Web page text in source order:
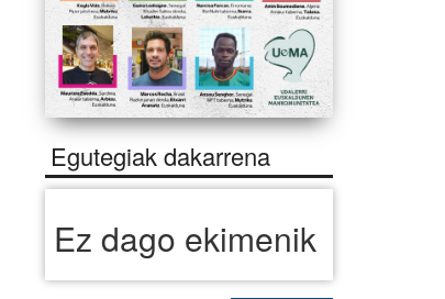
Egutegiak dakarrena
Ez dago ekimenik